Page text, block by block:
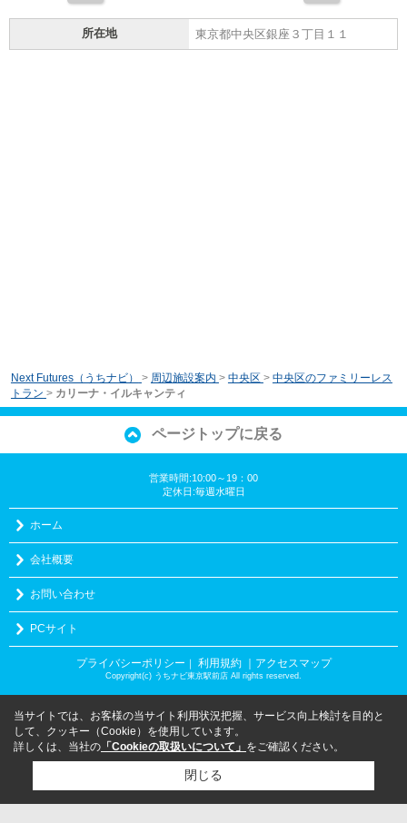
所在地 東京都中央区銀座３丁目１１
Next Futures（うちナビ） > 周辺施設案内 > 中央区 > 中央区のファミリーレス
トラン > カリーナ・イルキャンティ
ページトップに戻る
営業時間:10:00～19：00
定休日:毎週水曜日
ホーム
会社概要
お問い合わせ
PCサイト
プライバシーポリシー ｜ 利用規約 ｜アクセスマップ
Copyright(c) うちナビ東京駅前店 All rights reserved.
当サイトでは、お客様の当サイト利用状況把握、サービス向上検討を目的と
して、クッキー（Cookie）を使用しています。
詳しくは、当社の 「Cookieの取扱いについて」 をご確認ください。
閉じる